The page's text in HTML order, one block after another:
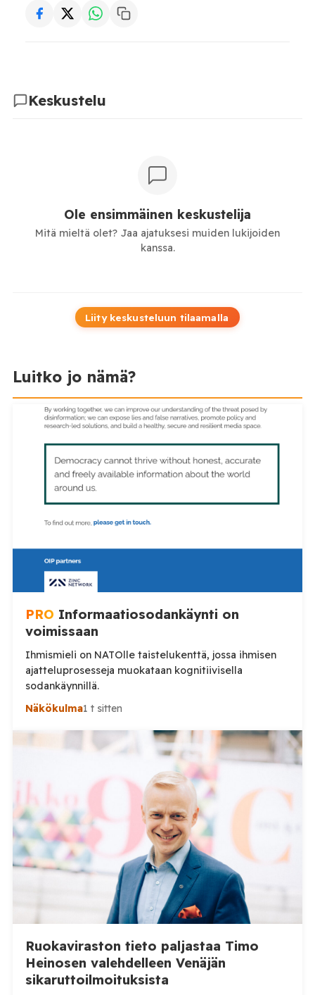
Keskustelu
Ole ensimmäinen keskustelija
Mitä mieltä olet? Jaa ajatuksesi muiden lukijoiden
kanssa.
Liity keskusteluun tilaamalla
Luitko jo nämä?
PRO Informaatiosodankäynti on
voimissaan
Ihmismieli on NATOlle taistelukenttä, jossa ihmisen
ajatteluprosesseja muokataan kognitiivisella
sodankäynnillä.
Näkökulma1 t sitten
Ruokaviraston tieto paljastaa Timo
Heinosen valehdelleen Venäjän
sikaruttoilmoituksista